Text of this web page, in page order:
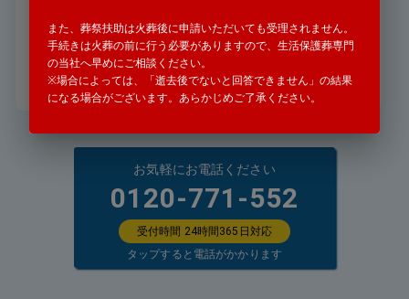
署から連絡がありました。
お気軽にお電話ください
0120-771-552
受付時間 24時間365日対応
タップすると電話がかかります
また、葬祭扶助は火葬後に申請いただいても受理されません。
手続きは火葬の前に行う必要がありますので、生活保護葬専門
の当社へ早めにご相談ください。
※場合によっては、「逝去後でないと回答できません」の結果
になる場合がございます。あらかじめご了承ください。